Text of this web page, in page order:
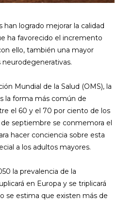
logrado mejorar la calidad
ha favorecido el incremento
ello, también una mayor
Mundial de la Salud (OMS), la
la forma más común de
el 60 y el 70 por ciento de los
de septiembre se conmemora el
hacer conciencia sobre esta
a los adultos mayores.
la prevalencia de la
en Europa y se triplicará
se estima que existen más de